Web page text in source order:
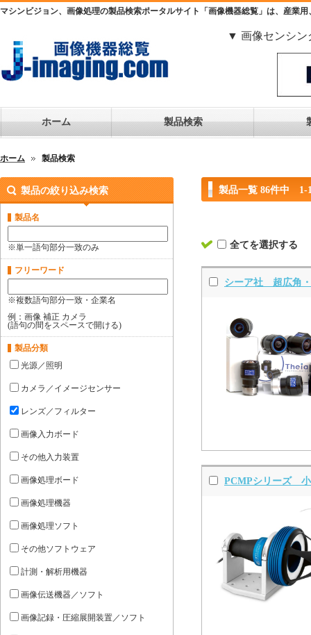
マシンビジョン、画像処理の製品検索ポータルサイト「画像機器総覧」は、産業
▼ 画像センシ
ホーム 製品検索
ホーム 製品検索
製品一覧 86件中 1-
全てを選択する
シーア社 超広角
PCMPシリーズ 小
製品の絞り込み検索
製品名
※単一語句部分一致のみ
フリーワード
※複数語句部分一致・企業名
例：画像 補正 カメラ
(語句の間をスペースで開ける)
製品分類
光源／照明
カメラ／イメージセンサー
レンズ／フィルター
画像入力ボード
その他入力装置
画像処理ボード
画像処理機器
画像処理ソフト
その他ソフトウェア
計測・解析用機器
画像伝送機器／ソフト
画像記録・圧縮展開装置／ソフト